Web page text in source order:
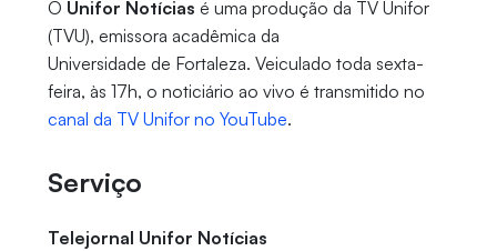
O Unifor Notícias é uma produção da TV Unifor
(TVU), emissora acadêmica da
Universidade de Fortaleza. Veiculado toda sexta-
feira, às 17h, o noticiário ao vivo é transmitido no
canal da TV Unifor no YouTube.
Serviço
Telejornal Unifor Notícias